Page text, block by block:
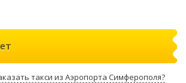
такси из Аэропорта Симферополя?